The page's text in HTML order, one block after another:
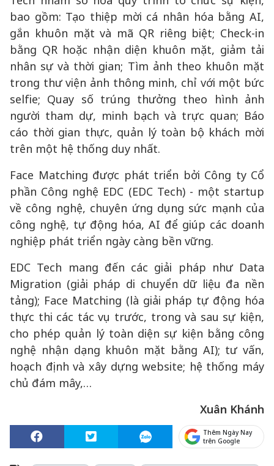
bao gồm: Tạo thiệp mời cá nhân hóa bằng AI,
gắn khuôn mặt và mã QR riêng biệt; Check-in
bằng QR hoặc nhận diện khuôn mặt, giảm tải
nhân sự và thời gian; Tìm ảnh theo khuôn mặt
trong thư viện ảnh thông minh, chỉ với một bức
selfie; Quay số trúng thưởng theo hình ảnh
người tham dự, minh bạch và trực quan; Báo
cáo thời gian thực, quản lý toàn bộ khách mời
trên một hệ thống duy nhất.
Face Matching được phát triển bởi Công ty Cổ
phần Công nghệ EDC (EDC Tech) - một startup
về công nghệ, chuyên ứng dụng sức mạnh của
công nghệ, tự động hóa, AI để giúp các doanh
nghiệp phát triển ngày càng bền vững.
EDC Tech mang đến các giải pháp như Data
Migration (giải pháp di chuyển dữ liệu đa nền
tảng); Face Matching (là giải pháp tự động hóa
thực thi các tác vụ trước, trong và sau sự kiện,
cho phép quản lý toàn diện sự kiện bằng công
nghệ nhận dạng khuôn mặt bằng AI); tư vấn,
hoạch định và xây dựng website; hệ thống máy
chủ đám mây,…
Xuân Khánh
Thêm Ngày Nay
trên Google